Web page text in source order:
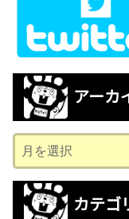
アーカ
ー
カ
カテゴ